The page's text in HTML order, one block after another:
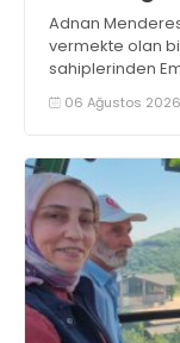
Adnan Menderes
vermekte olan
sahiplerinden
tezgahlarda taze
boyunca
06 Ağustos